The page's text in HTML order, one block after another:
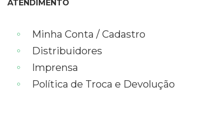
ATENDIMENTO
Minha Conta / Cadastro
Distribuidores
Imprensa
Política de Troca e Devolução